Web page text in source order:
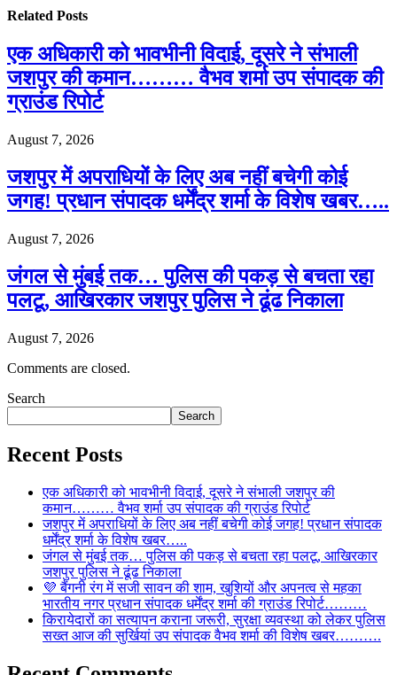
Related Posts
एक अधिकारी को भावभीनी विदाई, दूसरे ने संभाली
जशपुर की कमान……… वैभव शर्मा उप संपादक की
ग्राउंड रिपोर्ट
August 7, 2026
जशपुर में अपराधियों के लिए अब नहीं बचेगी कोई
जगह! प्रधान संपादक धर्मेंद्र शर्मा के विशेष खबर…..
August 7, 2026
जंगल से मुंबई तक… पुलिस की पकड़ से बचता रहा
पलटू, आखिरकार जशपुर पुलिस ने ढूंढ निकाला
August 7, 2026
Comments are closed.
Search
Search
Recent Posts
एक अधिकारी को भावभीनी विदाई, दूसरे ने संभाली जशपुर की
कमान……… वैभव शर्मा उप संपादक की ग्राउंड रिपोर्ट
जशपुर में अपराधियों के लिए अब नहीं बचेगी कोई जगह! प्रधान संपादक
धर्मेंद्र शर्मा के विशेष खबर…..
जंगल से मुंबई तक… पुलिस की पकड़ से बचता रहा पलटू, आखिरकार
जशपुर पुलिस ने ढूंढ निकाला
💜 बैंगनी रंग में सजी सावन की शाम, खुशियों और अपनत्व से महका
भारतीय नगर प्रधान संपादक धर्मेंद्र शर्मा की ग्राउंड रिपोर्ट………
किरायेदारों का सत्यापन कराना जरूरी, सुरक्षा व्यवस्था को लेकर पुलिस
सख्त आज की सुर्खियां उप संपादक वैभव शर्मा की विशेष खबर……….